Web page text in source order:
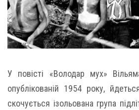
У повісті «Володар мух»
опублікованій 1954 року,
скочується ізольована група